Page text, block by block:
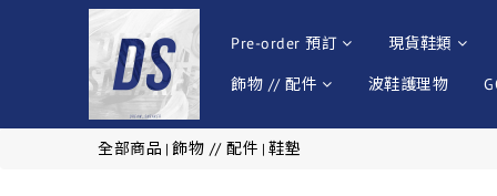
Pre-order 預訂 現貨鞋類
飾物 // 配件 波鞋護理物
全部商品 | 飾物 // 配件 | 鞋墊